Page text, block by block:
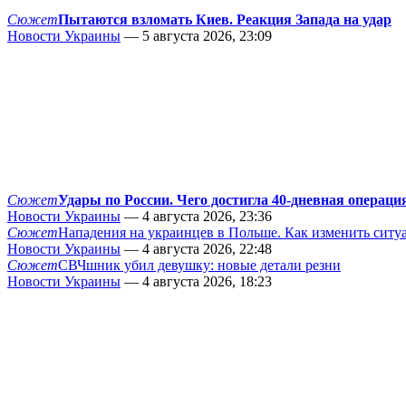
СюжетПытаются взломать Киев. Реакция Запада на удар
Новости Украины — 5 августа 2026, 23:09
СюжетУдары по России. Чего достигла 40-дневная
Новости Украины — 4 августа 2026, 23:36
СюжетНападения на украинцев в Польше. Как изменить
Новости Украины — 4 августа 2026, 22:48
СюжетСВЧшник убил девушку: новые детали резни
Новости Украины — 4 августа 2026, 18:23